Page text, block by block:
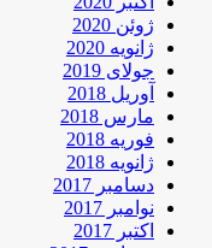
ژوئن 2020
ژانویه 2020
جولای 2019
آوریل 2018
مارس 2018
فوریه 2018
ژانویه 2018
دسامبر 2017
نوامبر 2017
اکتبر 2017